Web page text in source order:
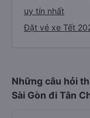
uy tín nhất
Đặt vé xe Tết
Những câu hỏi
Sài Gòn đi Tân